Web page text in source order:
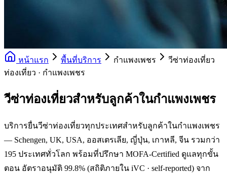
หน้าแรก พื้นที่บริการ กำแพงเพชร
วีซ่าท่องเที่ยว
ท่องเที่ยว · กำแพงเพชร
วีซ่าท่องเที่ยวสำหรับลูกค้าในกำแพงเพชร
บริการยื่นวีซ่าท่องเที่ยวทุกประเทศสำหรับลูกค้าในกำแพงเพชร
— Schengen, UK, USA, ออสเตรเลีย, ญี่ปุ่น, เกาหลี, จีน รวมกว่า
195 ประเทศทั่วโลก พร้อมที่ปรึกษา MOFA-Certified ดูแลทุกขั้น
ตอน อัตราอนุมัติ 99.8% (สถิติภายใน iVC · self-reported) จาก